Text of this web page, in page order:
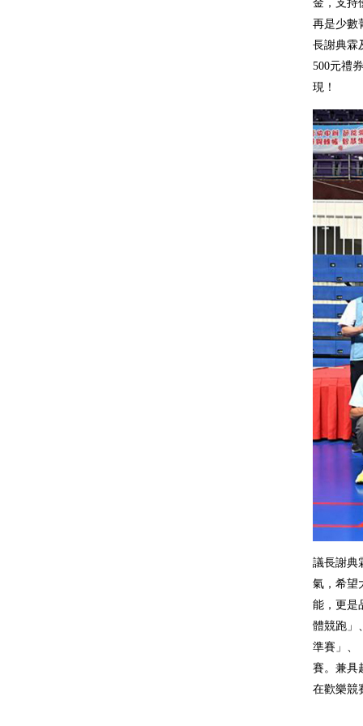
金，支持
再是少數
長謝典霖
500元禮
現！
議長謝典
氣，希望
能，更是
體競跑」
準賽」、
賽。兼具
在歡樂競